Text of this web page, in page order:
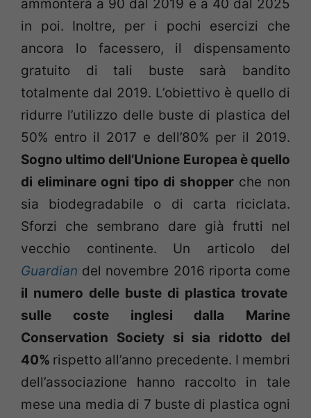
ammonterà a 90 dal 2019 e a 40 dal 2025
in poi. Inoltre, per i pochi esercizi che
ancora lo facessero, il dispensamento
gratuito di tali buste sarà bandito
totalmente dal 2019. L’obiettivo è quello di
ridurre l’utilizzo delle buste di plastica del
50% entro il 2017 e dell’80% per il 2019.
Sogno ultimo dell’Unione Europea è quello
di eliminare ogni tipo di shopperche non
sia biodegradabile o di carta riciclata.
Sforzi che sembrano dare già frutti nel
vecchio continente. Un articolo del
Guardian del novembre 2016 riporta come
il numero delle buste di plastica trovate
sulle coste inglesi dalla Marine
Conservation Society si sia ridotto del
40% rispetto all’anno precedente. I membri
dell’associazione hanno raccolto in tale
mese una media di 7 buste di plastica ogni